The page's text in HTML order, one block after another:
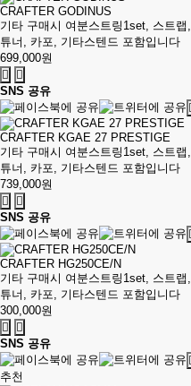
CRAFTER GODINUS
기타 구매시 여분스트링1set, 스트랩,
튜너, 카포, 기타스텐드 포함입니다
699,000원
SNS 공유
CRAFTER KGAE 27 PRESTIGE
기타 구매시 여분스트링1set, 스트랩,
튜너, 카포, 기타스텐드 포함입니다
739,000원
SNS 공유
CRAFTER HG250CE/N
기타 구매시 여분스트링1set, 스트랩,
튜너, 카포, 기타스텐드 포함입니다
300,000원
SNS 공유
추천